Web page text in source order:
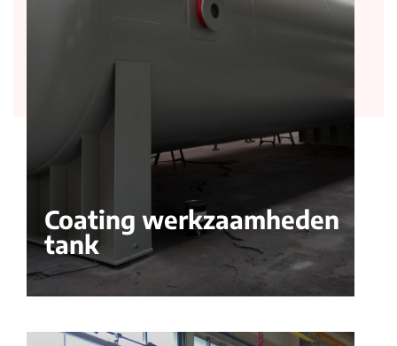
Coating werkzaamheden
tank